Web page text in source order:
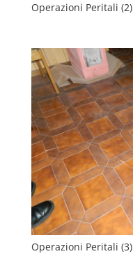
Operazioni Peritali (2)
Operazioni Peritali (3)